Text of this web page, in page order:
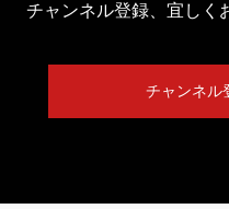
チャンネル登録、宜しく
チャンネル